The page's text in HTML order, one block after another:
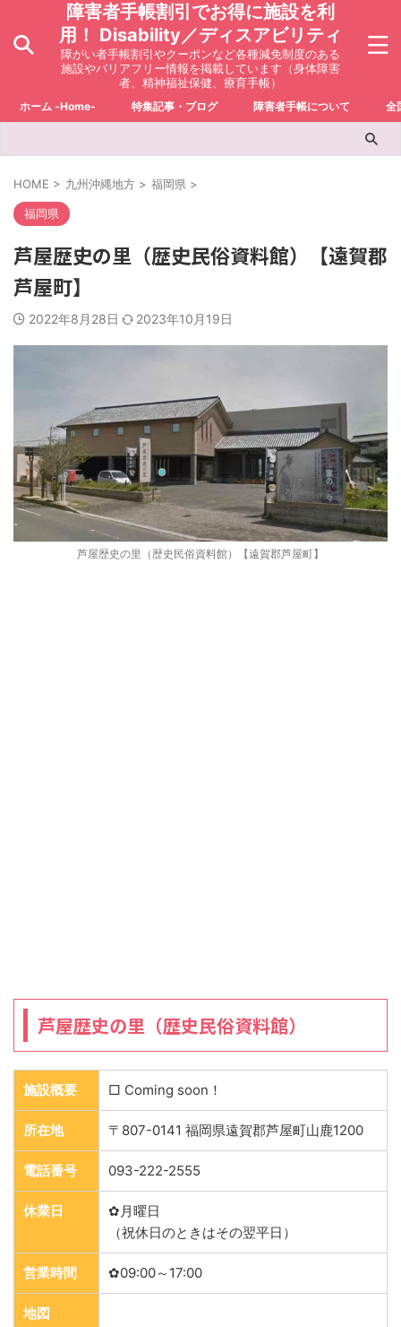
障害者手帳割引でお得に施設を利
用！ Disability／ディスアビリティ
障がい者手帳割引やクーポンなど各種減免制度のある
施設やバリアフリー情報を掲載しています（身体障害
者、精神福祉保健、療育手帳）
ホーム -Home- 特集記事・ブログ 障害者手帳について 全
HOME > 九州沖縄地方 > 福岡県 >
福岡県
芦屋歴史の里（歴史民俗資料館）【遠賀郡
芦屋町】
2022年8月28日 2023年10月19日
芦屋歴史の里（歴史民俗資料館）【遠賀郡芦屋町】
芦屋歴史の里（歴史民俗資料館）
施設概要 □ Coming soon！
所在地 〒807-0141 福岡県遠賀郡芦屋町山鹿1200
電話番号 093-222-2555
休業日
✿月曜日
（祝休日のときはその翌平日）
営業時間 ✿09:00～17:00
地図